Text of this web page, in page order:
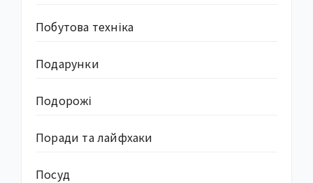
Побутова техніка
Подарунки
Подорожі
Поради та лайфхаки
Посуд